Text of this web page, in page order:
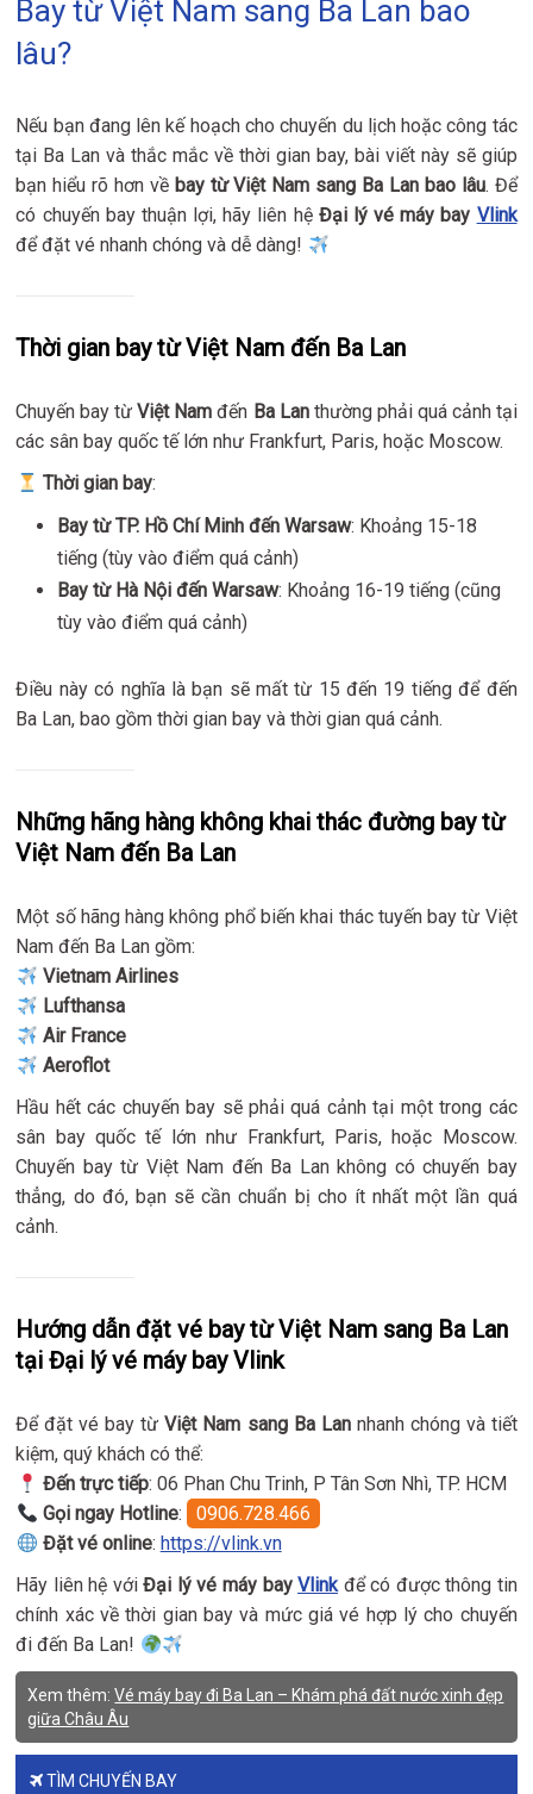
Bay từ Việt Nam sang Ba Lan bao
lâu?
Nếu bạn đang lên kế hoạch cho chuyến du lịch hoặc công tác
tại Ba Lan và thắc mắc về thời gian bay, bài viết này sẽ giúp
bạn hiểu rõ hơn về bay từ Việt Nam sang Ba Lan bao lâu. Để
có chuyến bay thuận lợi, hãy liên hệ Đại lý vé máy bay Vlink
để đặt vé nhanh chóng và dễ dàng!
Thời gian bay từ Việt Nam đến Ba Lan
Chuyến bay từViệt Nam đến Ba Lanthường phải quá cảnh tại
các sân bay quốc tế lớn như Frankfurt, Paris, hoặc Moscow.
Thời gian bay:
Bay từ TP. Hồ Chí Minh đến Warsaw: Khoảng 15-18
tiếng (tùy vào điểm quá cảnh)
Bay từ Hà Nội đến Warsaw: Khoảng 16-19 tiếng (cũng
tùy vào điểm quá cảnh)
Điều này có nghĩa là bạn sẽ mất từ 15 đến 19 tiếng để đến
Ba Lan, bao gồm thời gian bay và thời gian quá cảnh.
Những hãng hàng không khai thác đường bay từ
Việt Nam đến Ba Lan
Một số hãng hàng không phổ biến khai thác tuyến bay từ Việt
Nam đến Ba Lan gồm:
Vietnam Airlines
Lufthansa
Air France
Aeroflot
Hầu hết các chuyến bay sẽ phải quá cảnh tại một trong các
sân bay quốc tế lớn như Frankfurt, Paris, hoặc Moscow.
Chuyến bay từ Việt Nam đến Ba Lan không có chuyến bay
thẳng, do đó, bạn sẽ cần chuẩn bị cho ít nhất một lần quá
cảnh.
Hướng dẫn đặt vé bay từ Việt Nam sang Ba Lan
tại Đại lý vé máy bay Vlink
Để đặt vé bay từViệt Nam sang Ba Lannhanh chóng và tiết
kiệm, quý khách có thể:
Đến trực tiếp: 06 Phan Chu Trinh, P Tân Sơn Nhì, TP. HCM
Gọi ngay Hotline:
0906.728.466
Đặt vé online: https://vlink.vn
Hãy liên hệ vớiĐại lý vé máy bayVlinkđể có được thông tin
chính xác về thời gian bay và mức giá vé hợp lý cho chuyến
đi đến Ba Lan!
Xem thêm:Vé máy bay đi Ba Lan – Khám phá đất nước xinh đẹp
giữa Châu Âu
TÌM CHUYẾN BAY